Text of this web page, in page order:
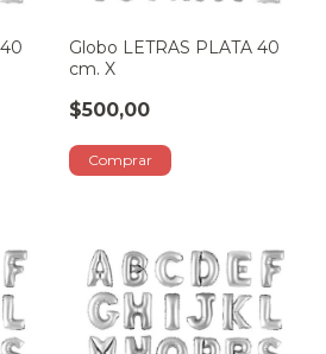
Globo LETRAS PLATA 40
cm. X
$500,00